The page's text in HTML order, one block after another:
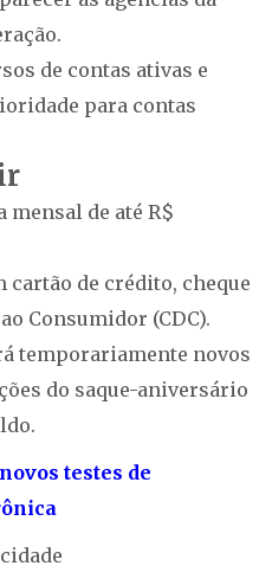
de contas ativas e
para contas
mensal de até R$
de crédito, cheque
Consumidor (CDC).
temporariamente novos
do saque-aniversário
testes de